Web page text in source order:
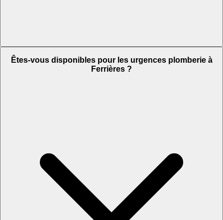
Êtes-vous disponibles pour les urgences plomberie à
Ferrières ?